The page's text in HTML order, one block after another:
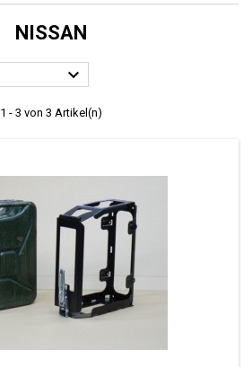
NISSAN

1 - 3 von 3 Artikel(n)